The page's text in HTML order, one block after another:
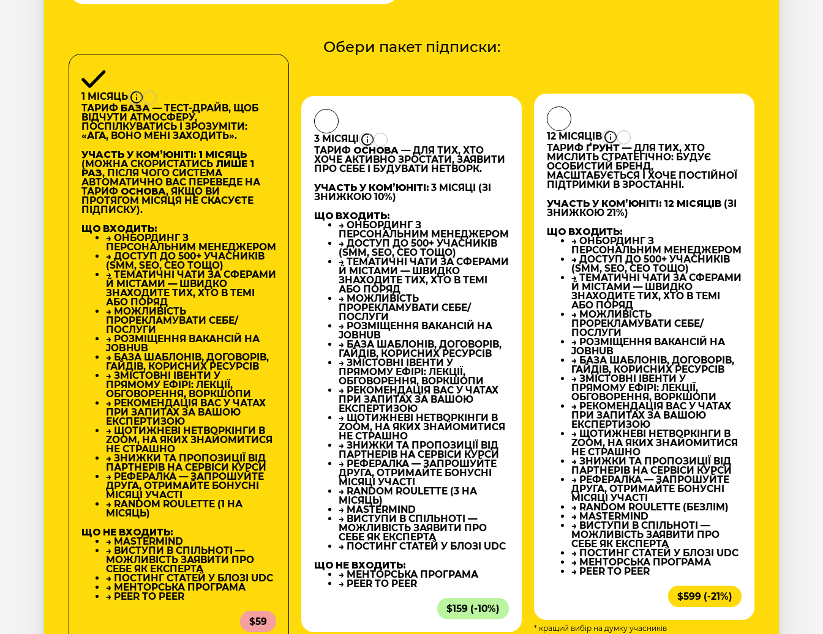
Обери пакет підписки:
1 МІСЯЦЬ
ТАРИФ БАЗА— ТЕСТ-ДРАЙВ, ЩОБ
ВІДЧУТИ АТМОСФЕРУ,
ПОСПІЛКУВАТИСЬ І ЗРОЗУМІТИ:
«АГА, ВОНО МЕНІ ЗАХОДИТЬ».
УЧАСТЬ У КОМʼЮНІТІ: 1 МІСЯЦЬ
(МОЖНА СКОРИСТАТИСЬ ЛИШЕ 1
РАЗ, ПІСЛЯ ЧОГО СИСТЕМА
АВТОМАТИЧНО ВАС ПЕРЕВЕДЕ НА
ТАРИФ ОСНОВА, ЯКЩО ВИ
ПРОТЯГОМ МІСЯЦЯ НЕ СКАСУЄТЕ
ПІДПИСКУ).
ЩО ВХОДИТЬ:
→ ОНБОРДИНГ З
ПЕРСОНАЛЬНИМ МЕНЕДЖЕРОМ
→ ДОСТУП ДО 500+ УЧАСНИКІВ
(SMM, SEO, CEO ТОЩО)
→ ТЕМАТИЧНІ ЧАТИ ЗА СФЕРАМИ
Й МІСТАМИ — ШВИДКО
ЗНАХОДИТЕ ТИХ, ХТО В ТЕМІ
АБО ПОРЯД
→ МОЖЛИВІСТЬ
ПРОРЕКЛАМУВАТИ СЕБЕ/
ПОСЛУГИ
→ РОЗМІЩЕННЯ ВАКАНСІЙ НА
JOBHUB
→ БАЗА ШАБЛОНІВ, ДОГОВОРІВ,
ГАЙДІВ, КОРИСНИХ РЕСУРСІВ
→ ЗМІСТОВНІ ІВЕНТИ У
ПРЯМОМУ ЕФІРІ: ЛЕКЦІЇ,
ОБГОВОРЕННЯ, ВОРКШОПИ
→ РЕКОМЕНДАЦІЯ ВАС У ЧАТАХ
ПРИ ЗАПИТАХ ЗА ВАШОЮ
ЕКСПЕРТИЗОЮ
→ ЩОТИЖНЕВІ НЕТВОРКІНГИ В
ZOOM, НА ЯКИХ ЗНАЙОМИТИСЯ
НЕ СТРАШНО
→ ЗНИЖКИ ТА ПРОПОЗИЦІЇ ВІД
ПАРТНЕРІВ НА СЕРВІСИ КУРСИ
→ РЕФЕРАЛКА — ЗАПРОШУЙТЕ
ДРУГА, ОТРИМАЙТЕ БОНУСНІ
МІСЯЦІ УЧАСТІ
→ RANDOM ROULETTE (1 НА
МІСЯЦЬ)
ЩО НЕ ВХОДИТЬ:
→ MASTERMIND
→ ВИСТУПИ В СПІЛЬНОТІ —
МОЖЛИВІСТЬ ЗАЯВИТИ ПРО
СЕБЕ ЯК ЕКСПЕРТА
→ ПОСТИНГ СТАТЕЙ У БЛОЗІ UDC
→ МЕНТОРСЬКА ПРОГРАМА
→ PEER TO PEER
$59
3 МІСЯЦІ
ТАРИФ ОСНОВА — ДЛЯ ТИХ, ХТО
ХОЧЕ АКТИВНО ЗРОСТАТИ, ЗАЯВИТИ
ПРО СЕБЕ І БУДУВАТИ НЕТВОРК.
УЧАСТЬ У КОМʼЮНІТІ: 3 МІСЯЦІ (ЗІ
ЗНИЖКОЮ 10%)
ЩО ВХОДИТЬ:
→ ОНБОРДИНГ З
ПЕРСОНАЛЬНИМ МЕНЕДЖЕРОМ
→ ДОСТУП ДО 500+ УЧАСНИКІВ
(SMM, SEO, CEO ТОЩО)
→ ТЕМАТИЧНІ ЧАТИ ЗА СФЕРАМИ
Й МІСТАМИ — ШВИДКО
ЗНАХОДИТЕ ТИХ, ХТО В ТЕМІ
АБО ПОРЯД
→ МОЖЛИВІСТЬ
ПРОРЕКЛАМУВАТИ СЕБЕ/
ПОСЛУГИ
→ РОЗМІЩЕННЯ ВАКАНСІЙ НА
JOBHUB
→ БАЗА ШАБЛОНІВ, ДОГОВОРІВ,
ГАЙДІВ, КОРИСНИХ РЕСУРСІВ
→ ЗМІСТОВНІ ІВЕНТИ У
ПРЯМОМУ ЕФІРІ: ЛЕКЦІЇ,
ОБГОВОРЕННЯ, ВОРКШОПИ
→ РЕКОМЕНДАЦІЯ ВАС У ЧАТАХ
ПРИ ЗАПИТАХ ЗА ВАШОЮ
ЕКСПЕРТИЗОЮ
→ ЩОТИЖНЕВІ НЕТВОРКІНГИ В
ZOOM, НА ЯКИХ ЗНАЙОМИТИСЯ
НЕ СТРАШНО
→ ЗНИЖКИ ТА ПРОПОЗИЦІЇ ВІД
ПАРТНЕРІВ НА СЕРВІСИ КУРСИ
→ РЕФЕРАЛКА — ЗАПРОШУЙТЕ
ДРУГА, ОТРИМАЙТЕ БОНУСНІ
МІСЯЦІ УЧАСТІ
→ RANDOM ROULETTE (3 НА
МІСЯЦЬ)
→ MASTERMIND
→ ВИСТУПИ В СПІЛЬНОТІ —
МОЖЛИВІСТЬ ЗАЯВИТИ ПРО
СЕБЕ ЯК ЕКСПЕРТА
→ ПОСТИНГ СТАТЕЙ У БЛОЗІ UDC
ЩО НЕ ВХОДИТЬ:
→ МЕНТОРСЬКА ПРОГРАМА
→ PEER TO PEER
$159 (-10%)
12 МІСЯЦІВ
ТАРИФ ҐРУНТ— ДЛЯ ТИХ, ХТО
МИСЛИТЬ СТРАТЕГІЧНО: БУДУЄ
ОСОБИСТИЙ БРЕНД,
МАСШТАБУЄТЬСЯ І ХОЧЕ ПОСТІЙНОЇ
ПІДТРИМКИ В ЗРОСТАННІ.
УЧАСТЬ У КОМʼЮНІТІ: 12 МІСЯЦІВ (ЗІ
ЗНИЖКОЮ 21%)
ЩО ВХОДИТЬ:
→ ОНБОРДИНГ З
ПЕРСОНАЛЬНИМ МЕНЕДЖЕРОМ
→ ДОСТУП ДО 500+ УЧАСНИКІВ
(SMM, SEO, CEO ТОЩО)
→ ТЕМАТИЧНІ ЧАТИ ЗА СФЕРАМИ
Й МІСТАМИ — ШВИДКО
ЗНАХОДИТЕ ТИХ, ХТО В ТЕМІ
АБО ПОРЯД
→ МОЖЛИВІСТЬ
ПРОРЕКЛАМУВАТИ СЕБЕ/
ПОСЛУГИ
→ РОЗМІЩЕННЯ ВАКАНСІЙ НА
JOBHUB
→ БАЗА ШАБЛОНІВ, ДОГОВОРІВ,
ГАЙДІВ, КОРИСНИХ РЕСУРСІВ
→ ЗМІСТОВНІ ІВЕНТИ У
ПРЯМОМУ ЕФІРІ: ЛЕКЦІЇ,
ОБГОВОРЕННЯ, ВОРКШОПИ
→ РЕКОМЕНДАЦІЯ ВАС У ЧАТАХ
ПРИ ЗАПИТАХ ЗА ВАШОЮ
ЕКСПЕРТИЗОЮ
→ ЩОТИЖНЕВІ НЕТВОРКІНГИ В
ZOOM, НА ЯКИХ ЗНАЙОМИТИСЯ
НЕ СТРАШНО
→ ЗНИЖКИ ТА ПРОПОЗИЦІЇ ВІД
ПАРТНЕРІВ НА СЕРВІСИ КУРСИ
→ РЕФЕРАЛКА — ЗАПРОШУЙТЕ
ДРУГА, ОТРИМАЙТЕ БОНУСНІ
МІСЯЦІ УЧАСТІ
→ RANDOM ROULETTE (БЕЗЛІМ)
→ MASTERMIND
→ ВИСТУПИ В СПІЛЬНОТІ —
МОЖЛИВІСТЬ ЗАЯВИТИ ПРО
СЕБЕ ЯК ЕКСПЕРТА
→ ПОСТИНГ СТАТЕЙ У БЛОЗІ UDC
→ МЕНТОРСЬКА ПРОГРАМА
→ PEER TO PEER
$599 (-21%)
* кращий вибір на думку учасників